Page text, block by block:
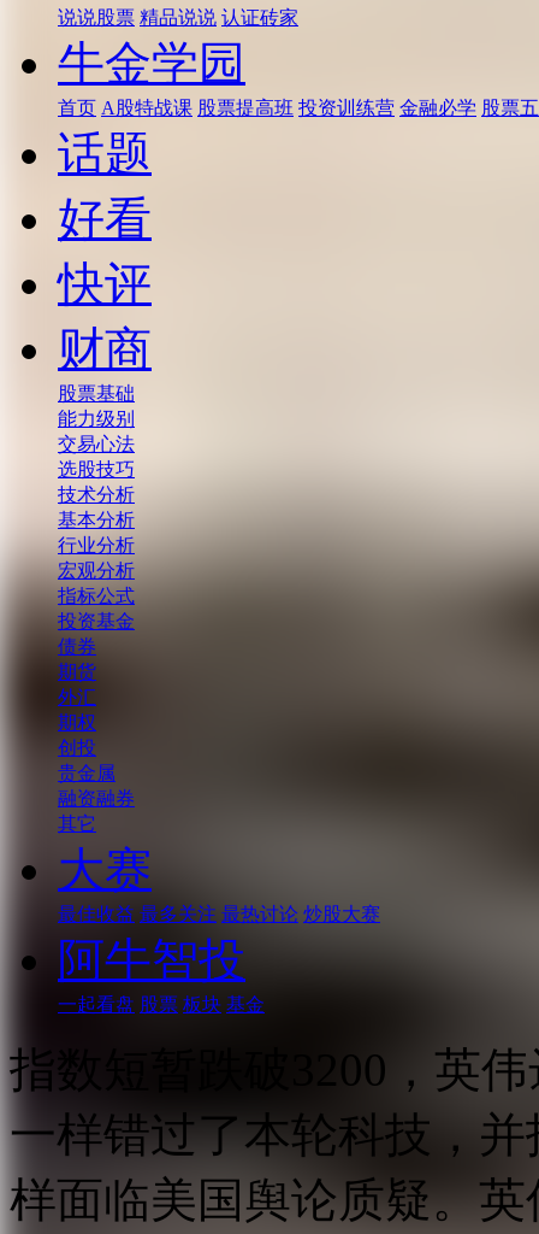
说说股票 精品说说 认证砖家
牛金学园
首页 A股特战课 股票提高班 投资训练营 金融必学 股票
话题
好看
快评
财商
股票基础
能力级别
交易心法
选股技巧
技术分析
基本分析
行业分析
宏观分析
指标公式
投资基金
债券
期货
外汇
期权
创投
贵金属
融资融券
其它
大赛
最佳收益 最多关注 最热讨论 炒股大赛
阿牛智投
一起看盘 股票 板块 基金
指数短暂跌破3200，英
一样错过了本轮科技，
样面临美国舆论质疑。